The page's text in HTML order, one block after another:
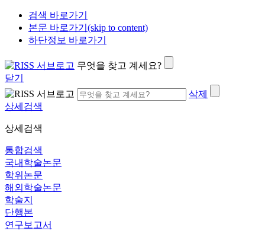
검색 바로가기
본문 바로가기(skip to content)
하단정보 바로가기
무엇을 찾고 계세요?
닫기
삭제
상세검색
상세검색
통합검색
국내학술논문
학위논문
해외학술논문
학술지
단행본
연구보고서